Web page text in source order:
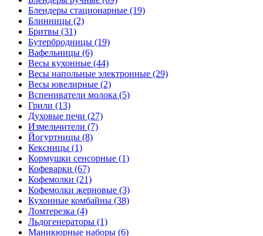
Блендеры стационарные (19)
Блинницы (2)
Бритвы (31)
Бутербродницы (19)
Вафельницы (6)
Весы кухонные (44)
Весы напольные электронные (29)
Весы ювелирные (2)
Вспениватели молока (5)
Грили (13)
Духовые печи (27)
Измельчители (7)
Йогуртницы (8)
Кексницы (1)
Кормушки сенсорные (1)
Кофеварки (67)
Кофемолки (21)
Кофемолки жерновые (3)
Кухонные комбайны (38)
Ломтерезка (4)
Льдогенераторы (1)
Маникюрные наборы (6)